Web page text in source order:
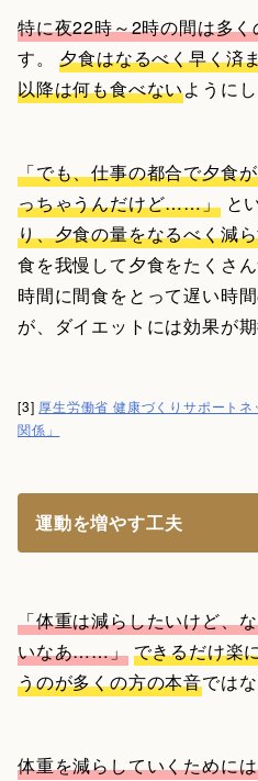
特に夜22時～2時の間は多
す。夕食はなるべく早く済
以降は何も食べないように
「でも、仕事の都合で夕食
っちゃうんだけど……」と
り、夕食の量をなるべく減
食を我慢して夕食をたくさ
時間に間食をとって遅い時
が、ダイエットには効果が
[3] 厚生労働省 健康づくりサポート
関係」
運動を増やす工夫
「体重は減らしたいけど、
いなあ……」 できるだけ楽
うのが多くの方の本音では
体重を減らしていくために